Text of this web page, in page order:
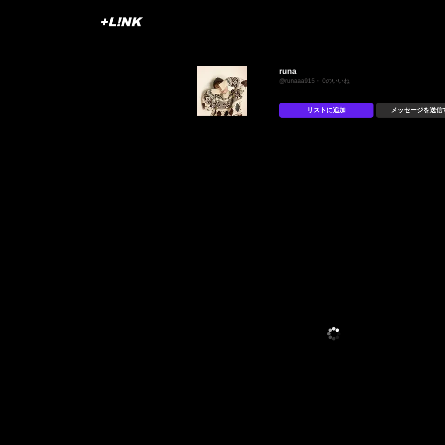
+L!NK
runa
@runaaa915・ 0のいいね
リストに追加 メッセージを送信